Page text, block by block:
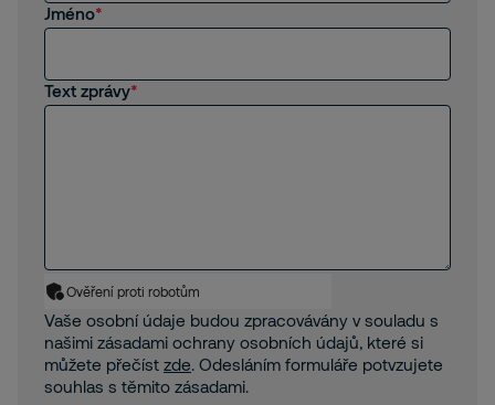
Jméno
Text zprávy
Ověření proti robotům
Vaše osobní údaje budou zpracovávány v souladu s
našimi zásadami ochrany osobních údajů, které si
můžete přečíst zde. Odesláním formuláře potvzujete
souhlas s těmito zásadami.